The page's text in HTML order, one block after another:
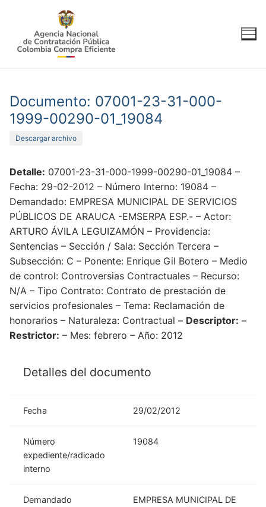
contenido
Documento: 07001-23-31-000-
1999-00290-01_19084
Descargar archivo
Detalle: 07001-23-31-000-1999-00290-01_19084 –
Fecha: 29-02-2012 – Número Interno: 19084 –
Demandado: EMPRESA MUNICIPAL DE SERVICIOS
PÚBLICOS DE ARAUCA -EMSERPA ESP.- – Actor:
ARTURO ÁVILA LEGUIZAMÓN – Providencia:
Sentencias – Sección / Sala: Sección Tercera –
Subsección: C – Ponente: Enrique Gil Botero – Medio
de control: Controversias Contractuales – Recurso:
N/A – Tipo Contrato: Contrato de prestación de
servicios profesionales – Tema: Reclamación de
honorarios – Naturaleza: Contractual – Descriptor: –
Restrictor: – Mes: febrero – Año: 2012
Detalles del documento
Fecha 29/02/2012
Número
expediente/radicado
interno
19084
Demandado
EMPRESA MUNICIPAL DE